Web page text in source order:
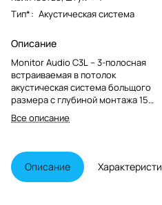
Тип*: Акустическая система
Описание
Monitor Audio C3L – 3-полосная
встраиваемая в потолок
акустическая система больщого
размера с глубиной монтажа 157
мм серии Creator
Все описание
Описание